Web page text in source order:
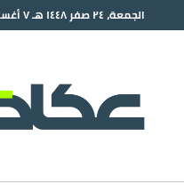
الجمعة، ٢٤ صفر ١٤٤٨ هـ ٧ أغسطس ٢٠٢٦ م